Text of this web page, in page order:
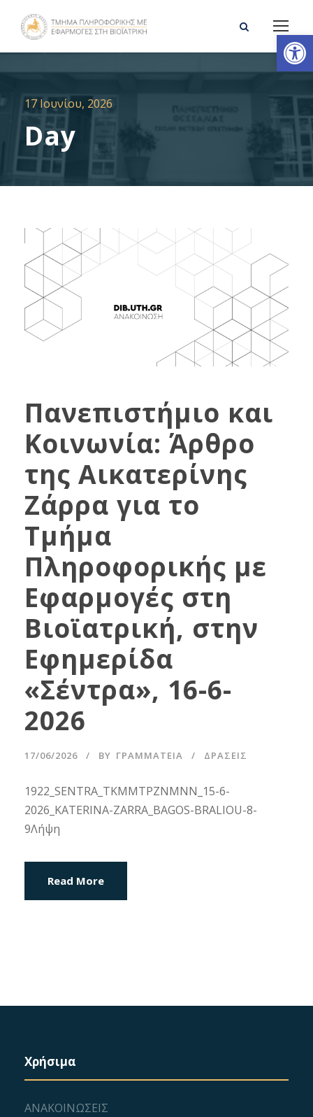
Ανοίξτε τη γραμμή εργαλείων
17 Ιουνίου, 2026
Day
Πανεπιστήμιο και
Κοινωνία: Άρθρο
της Αικατερίνης
Ζάρρα για το
Τμήμα
Πληροφορικής με
Εφαρμογές στη
Βιοϊατρική, στην
Εφημερίδα
«Σέντρα», 16-6-
2026
17/06/2026 BY ΓΡΑΜΜΑΤΕΊΑ ΔΡΑΣΕΙΣ
1922_SENTRA_TKMMTPZNMNN_15-6-
2026_KATERINA-ZARRA_BAGOS-BRALIOU-8-
9Λήψη
Read More
Χρήσιμα
ΑΝΑΚΟΙΝΩΣΕΙΣ